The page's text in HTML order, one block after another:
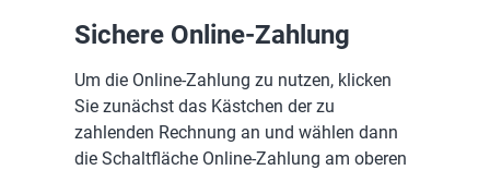
Sichere Online-Zahlung
Um die Online-Zahlung zu nutzen, klicken
Sie zunächst das Kästchen der zu
zahlenden Rechnung an und wählen dann
die Schaltfläche Online-Zahlung am oberen